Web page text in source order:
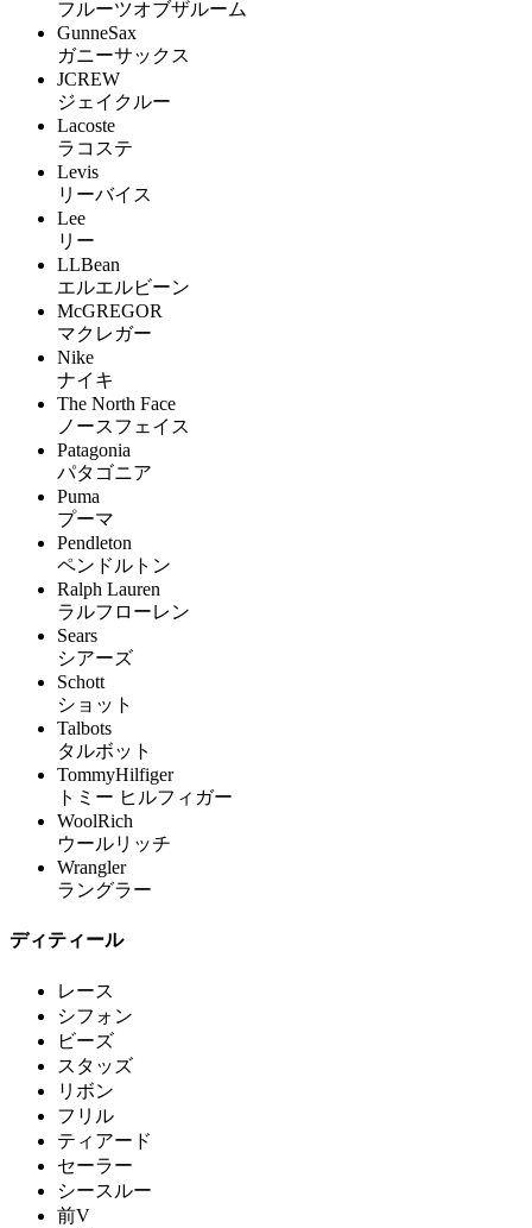
フルーツオブザルーム
GunneSax
ガニーサックス
JCREW
ジェイクルー
Lacoste
ラコステ
Levis
リーバイス
Lee
リー
LLBean
エルエルビーン
McGREGOR
マクレガー
Nike
ナイキ
The North Face
ノースフェイス
Patagonia
パタゴニア
Puma
プーマ
Pendleton
ペンドルトン
Ralph Lauren
ラルフローレン
Sears
シアーズ
Schott
ショット
Talbots
タルボット
TommyHilfiger
トミー ヒルフィガー
WoolRich
ウールリッチ
Wrangler
ラングラー
ディティール
レース
シフォン
ビーズ
スタッズ
リボン
フリル
ティアード
セーラー
シースルー
前V